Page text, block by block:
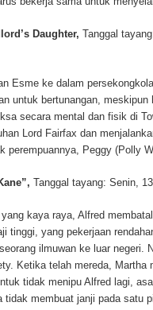
Daughter, Tanggal
Esme ke dalam
untuk bertunangan,
secara mental dan fisik di
Lord Fairfax dan
perempuannya, Peggy (Polly
Tanggal tayang: Senin,
kaya raya, Alfred
tinggi, yang pekerjaan
ilmuwan ke luar negeri.
Ketika telah mereda, Martha
tidak menipu Alfred lagi,
tidak membuat janji pada satu